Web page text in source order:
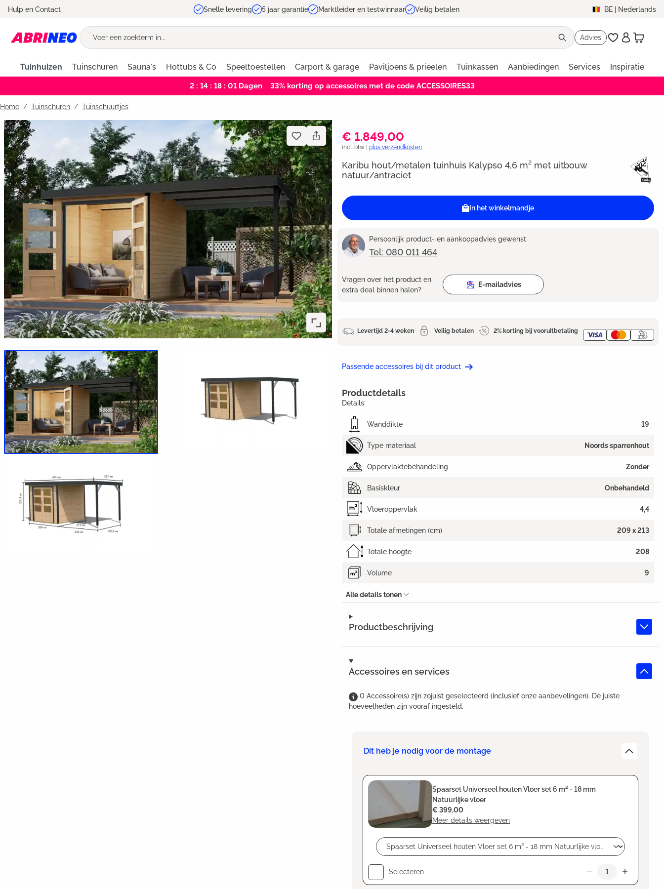
Ga naar de hoofdnavigatie
Hulp en Contact Snelle levering 5 jaar garantie Marktleider en testwinnaar Veilig betalen BE | Nederlands
Advies
Tuinhuizen Tuinschuren Sauna's Hottubs & Co Speeltoestellen Carport & garage Paviljoens & prieelen Tuinkassen Aanbiedingen Services Inspiratie
2 : 14 : 18 : 00 Dagen 33% korting op accessoires met de code ACCESSOIRES33
Home Tuinschuren / Tuinschuurtjes
Bildergalerie überspringen
€ 1.849,00
incl. btw | plus verzendkosten
Karibu hout/metalen tuinhuis Kalypso 4,6 m² met uitbouw
natuur/antraciet
In het winkelmandje
Persoonlijk product- en aankoopadvies gewenst
Tel: 080 011 464
Vragen over het product en
extra deal binnen halen?
E-mailadvies
Levertijd 2-4 weken Veilig betalen 2% korting bij vooruitbetaling
Passende accessoires bij dit product
Productbeschrijving
Accessoires en services
0 Accessoire(s) zijn zojuist geselecteerd (inclusief onze aanbevelingen). De juiste
hoeveelheden zijn vooraf ingesteld.
Dit heb je nodig voor de montage
Spaarset Universeel houten Vloer set 6 m² - 18 mm
Natuurlijke vloer
Meer details weergeven
€ 399,00
Selecteren
Productdetails
Details:
Wanddikte 19
Type materiaal Noords sparrenhout
Oppervlaktebehandeling Zonder
Basiskleur Onbehandeld
Vloeroppervlak 4,4
Totale afmetingen (cm) 209 x 213
Totale hoogte 208
Volume 9
Alle details tonen